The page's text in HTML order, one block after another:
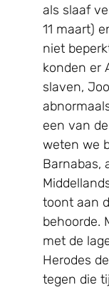
als slaaf
11 maart)
niet
konden er
slaven,
een van
weten we
Barnabas,
toont aan
behoorde.
met de
Herodes
tegen die